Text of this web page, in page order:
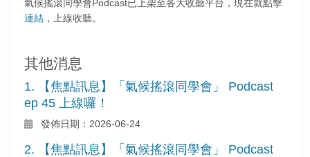
氣候搖滾同學會Podcast已上架至各大收聽平台，現在就點擊
連結，上線收聽。
其他消息
1. 【焦點訊息】「氣候搖滾同學會」 Podcast
ep 45 上線囉！
發佈日期：2026-06-24
2. 【焦點訊息】「氣候搖滾同學會」 Podcast